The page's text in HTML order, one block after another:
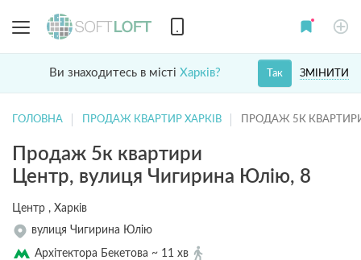
Ви знаходитесь в місті Харків? ЗМІНИТИ
Так
ГОЛОВНА ПРОДАЖ КВАРТИР ХАРКІВ ПРОДАЖ 5К
Продаж 5к квартири
Центр, вулиця Чигирина Юлію, 8
Центр , Харків
вулиця Чигирина Юлію
Архітектора Бекетова ~ 11 хв